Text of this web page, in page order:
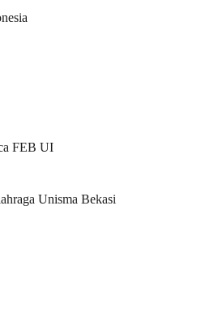
FEB UI
Unisma Bekasi